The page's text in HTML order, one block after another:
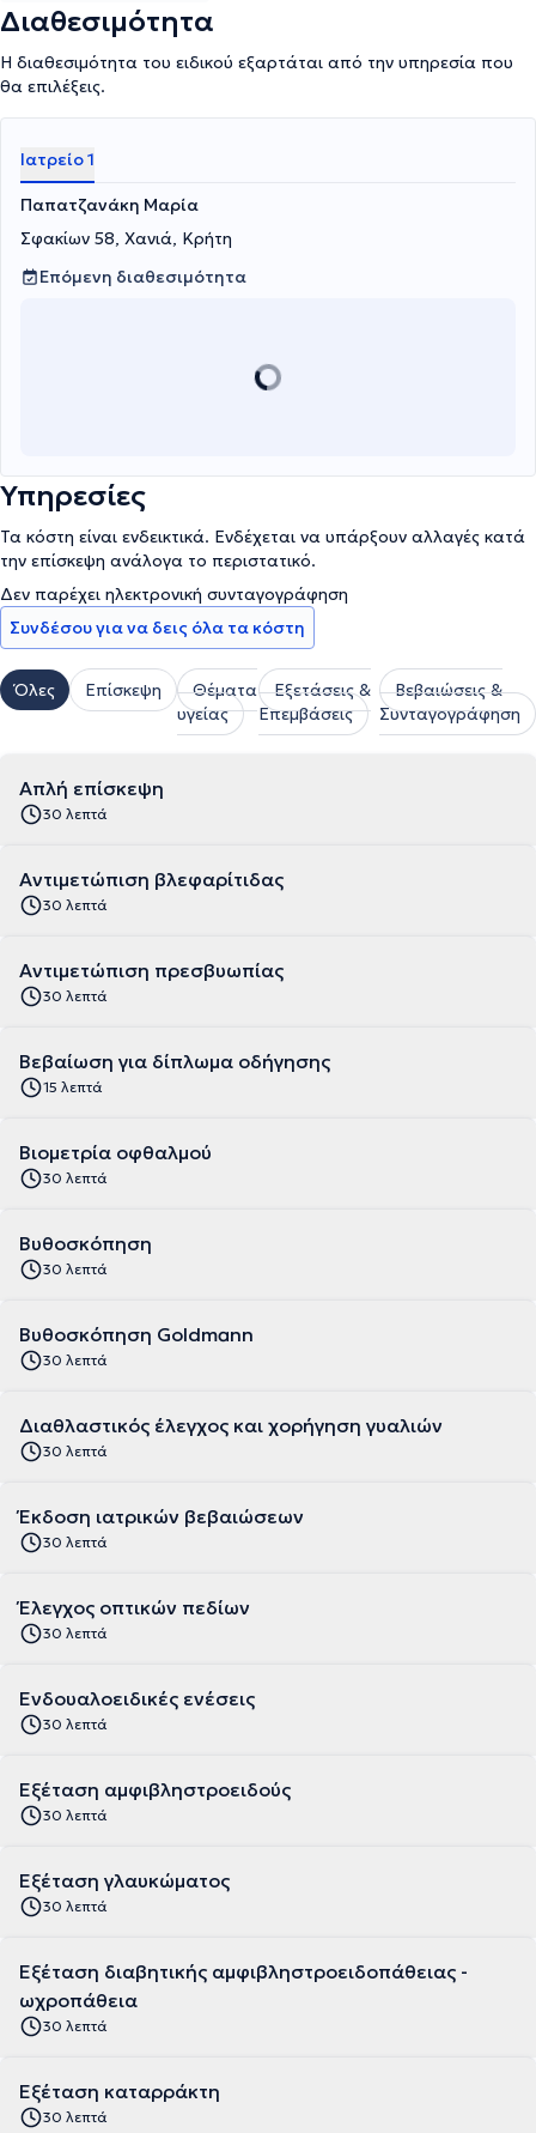
Διαθεσιμότητα
Η διαθεσιμότητα του ειδικού εξαρτάται από την υπηρεσία που
θα επιλέξεις.
Ιατρείο 1
Παπατζανάκη Μαρία
Σφακίων 58, Χανιά, Κρήτη
Επόμενη διαθεσιμότητα
Υπηρεσίες
Τα κόστη είναι ενδεικτικά. Ενδέχεται να υπάρξουν αλλαγές κατά
την επίσκεψη ανάλογα το περιστατικό.
Δεν παρέχει ηλεκτρονική συνταγογράφηση
Συνδέσου για να δεις όλα τα κόστη
Όλες Επίσκεψη
Θέματα
υγείας
Εξετάσεις &
Επεμβάσεις
Βεβαιώσεις &
Συνταγογράφηση
Απλή επίσκεψη
30 λεπτά
Αντιμετώπιση βλεφαρίτιδας
30 λεπτά
Αντιμετώπιση πρεσβυωπίας
30 λεπτά
Βεβαίωση για δίπλωμα οδήγησης
15 λεπτά
Βιομετρία οφθαλμού
30 λεπτά
Βυθοσκόπηση
30 λεπτά
Βυθοσκόπηση Goldmann
30 λεπτά
Διαθλαστικός έλεγχος και χορήγηση γυαλιών
30 λεπτά
Έκδοση ιατρικών βεβαιώσεων
30 λεπτά
Έλεγχος οπτικών πεδίων
30 λεπτά
Ενδουαλοειδικές ενέσεις
30 λεπτά
Εξέταση αμφιβληστροειδούς
30 λεπτά
Εξέταση γλαυκώματος
30 λεπτά
Εξέταση διαβητικής αμφιβληστροειδοπάθειας -
ωχροπάθεια
30 λεπτά
Εξέταση καταρράκτη
30 λεπτά